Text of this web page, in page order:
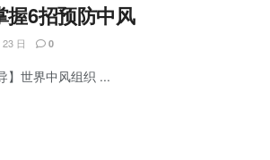
6招预防中风
日 0
】世界中风组织 ...